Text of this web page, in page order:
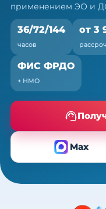
применением ЭО и
36/72/144
часов
от 3
ФИС ФРДО
+ НМО
Max